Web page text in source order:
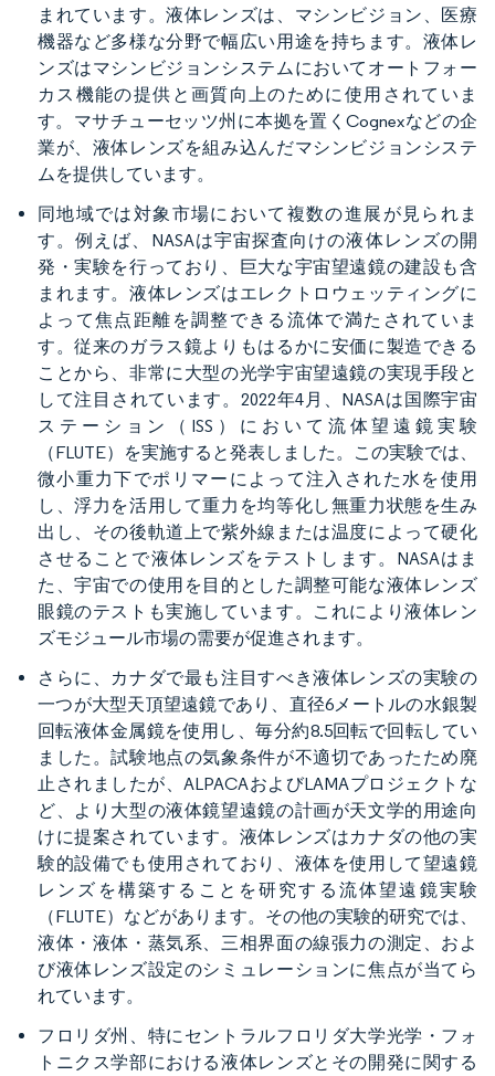
まれています。液体レンズは、マシンビジョン、医療
機器など多様な分野で幅広い用途を持ちます。液体レ
ンズはマシンビジョンシステムにおいてオートフォー
カス機能の提供と画質向上のために使用されていま
す。マサチューセッツ州に本拠を置くCognexなどの企
業が、液体レンズを組み込んだマシンビジョンシステ
ムを提供しています。
同地域では対象市場において複数の進展が見られま
す。例えば、NASAは宇宙探査向けの液体レンズの開
発・実験を行っており、巨大な宇宙望遠鏡の建設も含
まれます。液体レンズはエレクトロウェッティングに
よって焦点距離を調整できる流体で満たされていま
す。従来のガラス鏡よりもはるかに安価に製造できる
ことから、非常に大型の光学宇宙望遠鏡の実現手段と
して注目されています。2022年4月、NASAは国際宇宙
ステーション（ISS）において流体望遠鏡実験
（FLUTE）を実施すると発表しました。この実験では、
微小重力下でポリマーによって注入された水を使用
し、浮力を活用して重力を均等化し無重力状態を生み
出し、その後軌道上で紫外線または温度によって硬化
させることで液体レンズをテストします。NASAはま
た、宇宙での使用を目的とした調整可能な液体レンズ
眼鏡のテストも実施しています。これにより液体レン
ズモジュール市場の需要が促進されます。
さらに、カナダで最も注目すべき液体レンズの実験の
一つが大型天頂望遠鏡であり、直径6メートルの水銀製
回転液体金属鏡を使用し、毎分約8.5回転で回転してい
ました。試験地点の気象条件が不適切であったため廃
止されましたが、ALPACAおよびLAMAプロジェクトな
ど、より大型の液体鏡望遠鏡の計画が天文学的用途向
けに提案されています。液体レンズはカナダの他の実
験的設備でも使用されており、液体を使用して望遠鏡
レンズを構築することを研究する流体望遠鏡実験
（FLUTE）などがあります。その他の実験的研究では、
液体・液体・蒸気系、三相界面の線張力の測定、およ
び液体レンズ設定のシミュレーションに焦点が当てら
れています。
フロリダ州、特にセントラルフロリダ大学光学・フォ
トニクス学部における液体レンズとその開発に関する